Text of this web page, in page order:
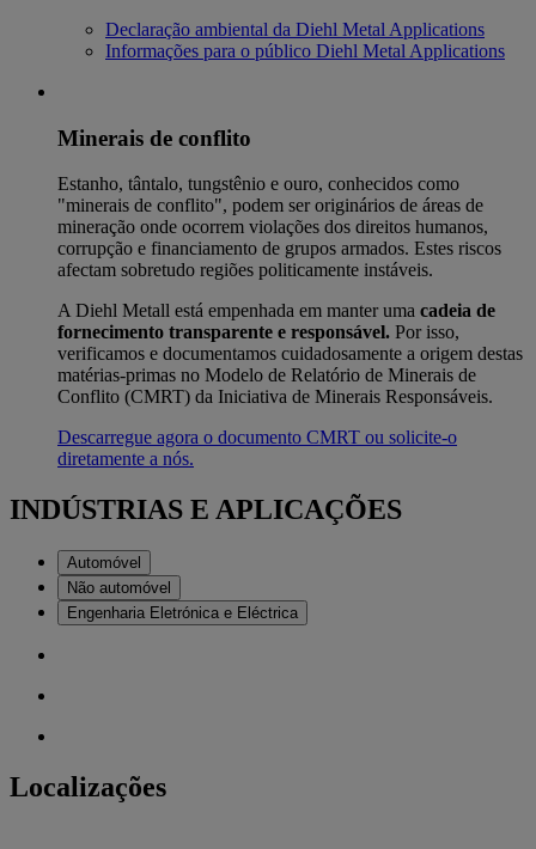
Declaração ambiental da Diehl Metal Applications
Informações para o público Diehl Metal Applications
Minerais de conflito
Estanho, tântalo, tungstênio e ouro, conhecidos como
"minerais de conflito", podem ser originários de áreas de
mineração onde ocorrem violações dos direitos humanos,
corrupção e financiamento de grupos armados. Estes riscos
afectam sobretudo regiões politicamente instáveis.
A Diehl Metall está empenhada em manter uma cadeia de
fornecimento transparente e responsável. Por isso,
verificamos e documentamos cuidadosamente a origem destas
matérias-primas no Modelo de Relatório de Minerais de
Conflito (CMRT) da Iniciativa de Minerais Responsáveis.
Descarregue agora o documento CMRT ou solicite-o
diretamente a nós.
INDÚSTRIAS E APLICAÇÕES
Automóvel
Não automóvel
Engenharia Eletrónica e Eléctrica
Localizações